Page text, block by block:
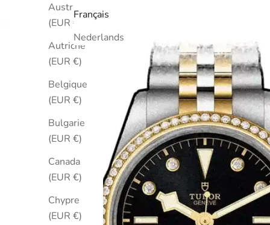
Australie
(EUR €)
Autriche
(EUR €)
Belgique
(EUR €)
Bulgarie
(EUR €)
Canada
(EUR €)
Chypre
(EUR €)
Français
Nederlands